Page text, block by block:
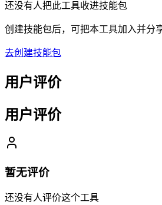
还没有人把此工具收进技能包
创建技能包后，可把本工具加入并分
去创建技能包
用户评价
用户评价
暂无评价
还没有人评价这个工具